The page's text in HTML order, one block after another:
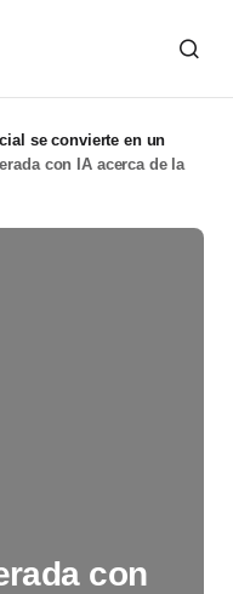
se convierte en un
con IA acerca de la
con